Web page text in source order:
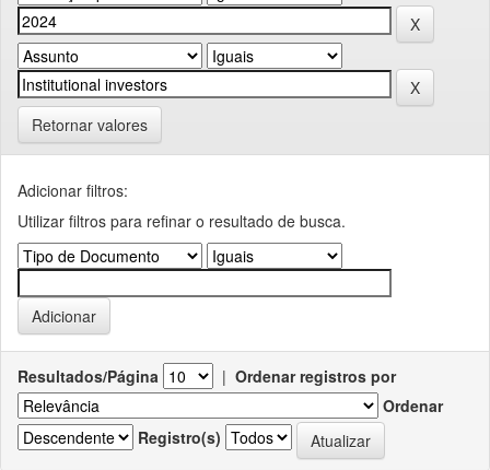
Retornar valores
Adicionar filtros:
Utilizar filtros para refinar o resultado de busca.
Resultados/Página | Ordenar registros por
Ordenar
Registro(s)